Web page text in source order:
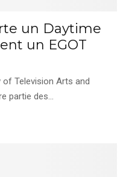
un Daytime
un EGOT
of Television Arts and
partie des...